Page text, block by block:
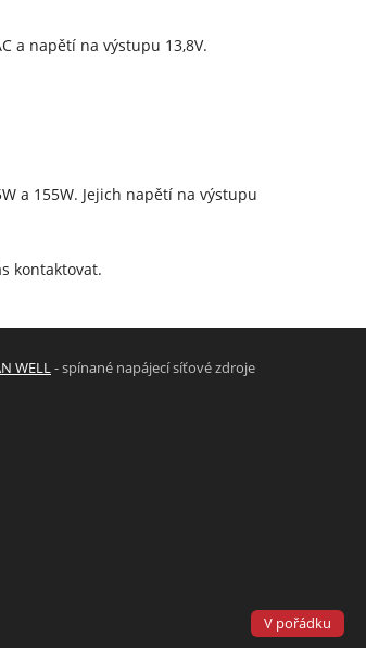
a napětí na výstupu 13,8V.
a 155W. Jejich napětí na výstupu
kontaktovat.
WELL - spínané napájecí síťové zdroje
V pořádku